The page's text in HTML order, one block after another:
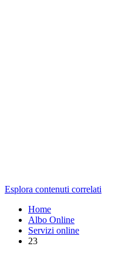
Esplora contenuti correlati
Home
Albo Online
Servizi online
23